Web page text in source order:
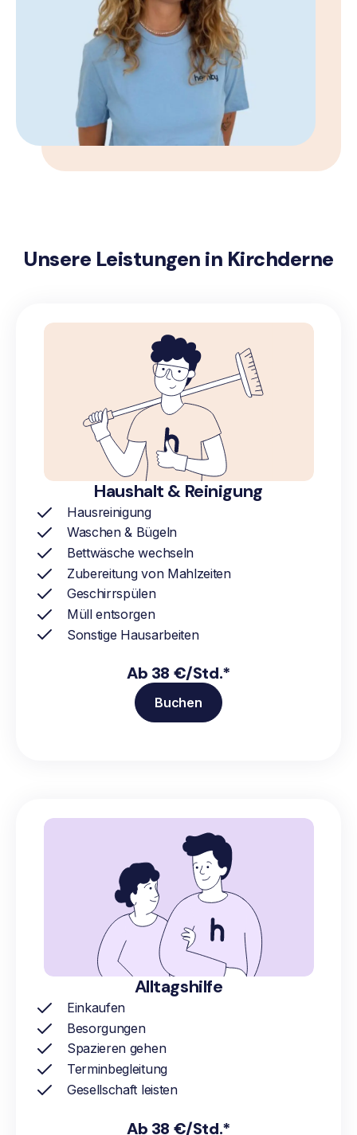
Unsere Leistungen in Kirchderne
Haushalt & Reinigung
Hausreinigung
Waschen & Bügeln
Bettwäsche wechseln
Zubereitung von Mahlzeiten
Geschirrspülen
Müll entsorgen
Sonstige Hausarbeiten
Ab 38 €/Std.*
Buchen
Alltagshilfe
Einkaufen
Besorgungen
Spazieren gehen
Terminbegleitung
Gesellschaft leisten
Ab 38 €/Std.*